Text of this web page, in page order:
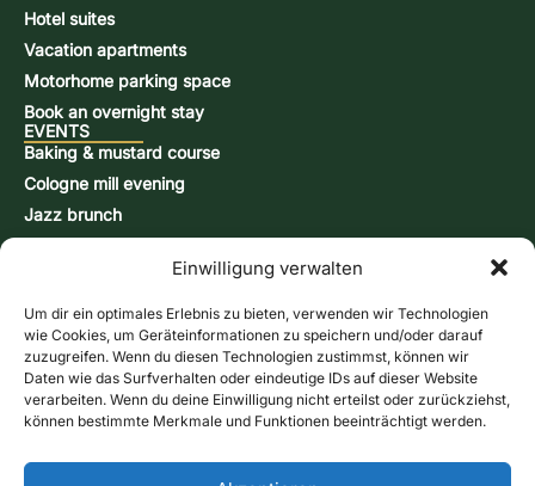
Einwilligung verwalten
Um dir ein optimales Erlebnis zu bieten, verwenden wir Technologien
wie Cookies, um Geräteinformationen zu speichern und/oder darauf
zuzugreifen. Wenn du diesen Technologien zustimmst, können wir
Daten wie das Surfverhalten oder eindeutige IDs auf dieser Website
verarbeiten. Wenn du deine Einwilligung nicht erteilst oder zurückziehst,
können bestimmte Merkmale und Funktionen beeinträchtigt werden.
Hotel suites
Vacation apartments
Motorhome parking space
Book an overnight stay
EVENTS
Baking & mustard course
Cologne mill evening
Jazz brunch
Snap-burning course
Action days
CONTACT & INFORMATION
Contact form
Opening hours
Directions & Map
Online store